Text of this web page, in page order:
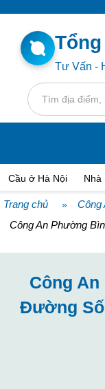
Tư Vấn -
Cầu ở Hà Nội Nhà
Trang chủ » Công
Công An Phường
Công
Đường